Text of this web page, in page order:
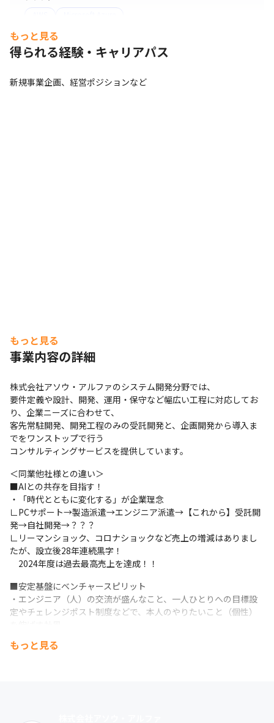
サーバー・OS
iOS
Android Windows Linux
支給PC
もっと見る
得られる経験・キャリアパス
新規事業企画、経営ポジションなど
もっと見る
事業内容の詳細
株式会社アソウ・アルファのシステム開発分野では、
要件定義や設計、開発、運用・保守など幅広い工程に対応してお
り、企業ニーズに合わせて、
客先常駐開発、開発工程のみの受託開発と、企画開発から導入ま
でをワンストップで行う
コンサルティングサービスを提供しています。
＜同業他社様との違い＞
■AIとの共存を目指す！
・「時代とともに変化する」が企業理念
∟PCサポート→製造派遣→エンジニア派遣→【これから】受託開
発→自社開発→？？？
∟リーマンショック、コロナショックなど売上の増減はありまし
たが、設立後28年連続黒字！
2024年度は過去最高売上を達成！！
■安定基盤にベンチャースピリット
・エンジニア（人）の交流が盛んなこと、一人ひとりへの目標設
定やチェレンジポスト制度などで、本人のやりたいこと（個性）
■本ポジションは客先常駐ではなく最寄りの拠点勤務
もっと見る